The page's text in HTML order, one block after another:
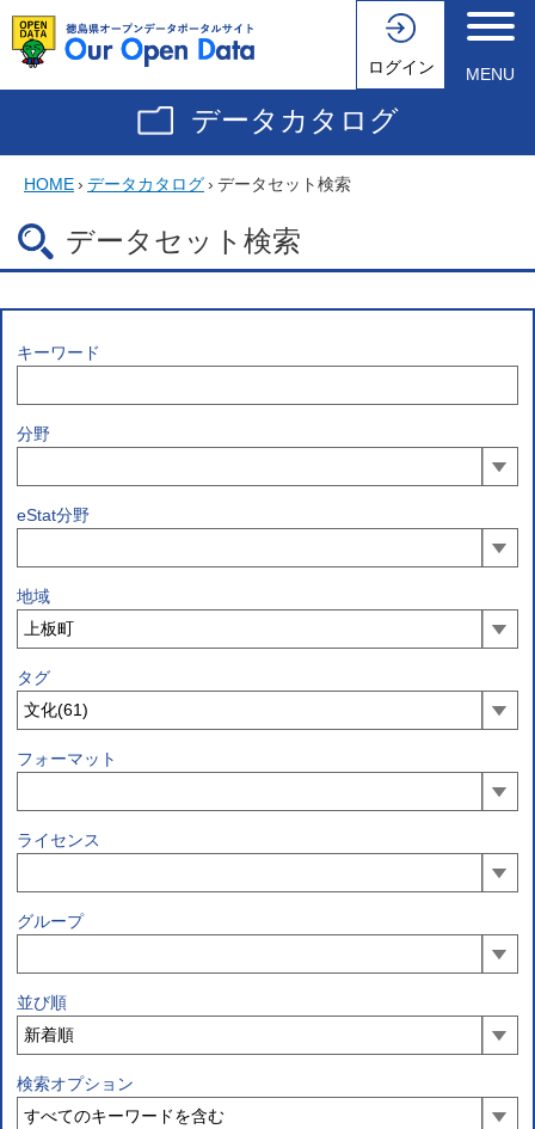
ログイン MENU
データカタログ
HOME› データカタログ› データセット検索
データセット検索
キーワード
分野
eStat分野
地域
タグ
フォーマット
ライセンス
グループ
並び順
検索オプション